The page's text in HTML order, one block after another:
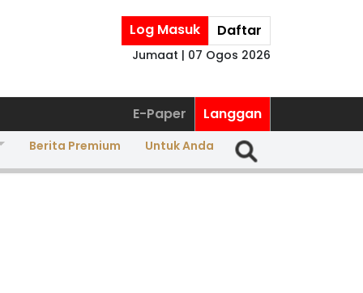
Log Masuk Daftar
Jumaat | 07 Ogos 2026
E-Paper Langgan
Berita Premium Untuk Anda